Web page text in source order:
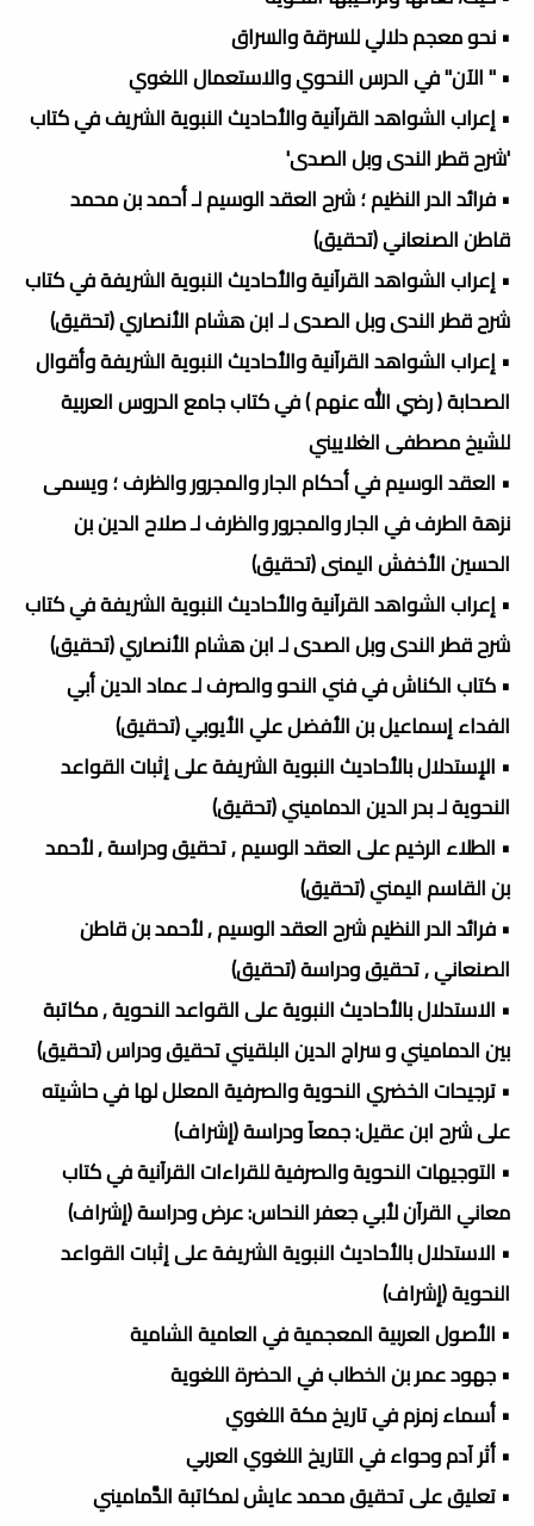
• نحو معجم دلالي للسرقة والسراق
• " الآن" في الدرس النحوي والاستعمال اللغوي
• إعراب الشواهد القرآنية والأحاديث النبوية الشريف في كتاب
'شرح قطر الندى وبل الصدى'
• فرائد الدر النظيم ؛ شرح العقد الوسيم لـ أحمد بن محمد
قاطن الصنعاني (تحقيق)
• إعراب الشواهد القرآنية والأحاديث النبوية الشريفة في كتاب
شرح قطر الندى وبل الصدى لـ ابن هشام الأنصاري (تحقيق)
• إعراب الشواهد القرآنية والأحاديث النبوية الشريفة وأقوال
الصحابة ( رضي الله عنهم ) في كتاب جامع الدروس العربية
للشيخ مصطفى الغلاييني
• العقد الوسيم في أحكام الجار والمجرور والظرف ؛ ويسمى
نزهة الطرف في الجار والمجرور والظرف لـ صلاح الدين بن
الحسين الأخفش اليمنى (تحقيق)
• إعراب الشواهد القرآنية والأحاديث النبوية الشريفة في كتاب
شرح قطر الندى وبل الصدى لـ ابن هشام الأنصاري (تحقيق)
• كتاب الكناش في فني النحو والصرف لـ عماد الدين أبي
الفداء إسماعيل بن الأفضل علي الأيوبي (تحقيق)
• الإستدلال بالأحاديث النبوية الشريفة على إثبات القواعد
النحوية لـ بدر الدين الدماميني (تحقيق)
• الطلاء الرخيم على العقد الوسيم , تحقيق ودراسة , لأحمد
بن القاسم اليمني (تحقيق)
• فرائد الدر النظيم شرح العقد الوسيم , لأحمد بن قاطن
الصنعاني , تحقيق ودراسة (تحقيق)
• الاستدلال بالأحاديث النبوية على القواعد النحوية , مكاتبة
بين الدماميني و سراج الدين البلقيني تحقيق ودراس (تحقيق)
• ترجيحات الخضري النحوية والصرفية المعلل لها في حاشيته
على شرح ابن عقيل: جمعآ ودراسة (إشراف)
• التوجيهات النحوية والصرفية للقراءات القرآنية في كتاب
معاني القرآن لأبي جعفر النحاس: عرض ودراسة (إشراف)
• الاستدلال بالأحاديث النبوية الشريفة على إثبات القواعد
النحوية (إشراف)
• الأصول العربية المعجمية في العامية الشامية
• جهود عمر بن الخطاب في الحضرة اللغوية
• أسماء زمزم في تاريخ مكة اللغوي
• أثر آدم وحواء في التاريخ اللغوي العربي
• تعليق على تحقيق محمد عايش لمكاتبة الدَّماميني